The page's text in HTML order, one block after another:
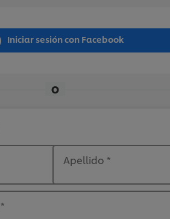
Iniciar sesión con Facebook
O
Apellido *
*